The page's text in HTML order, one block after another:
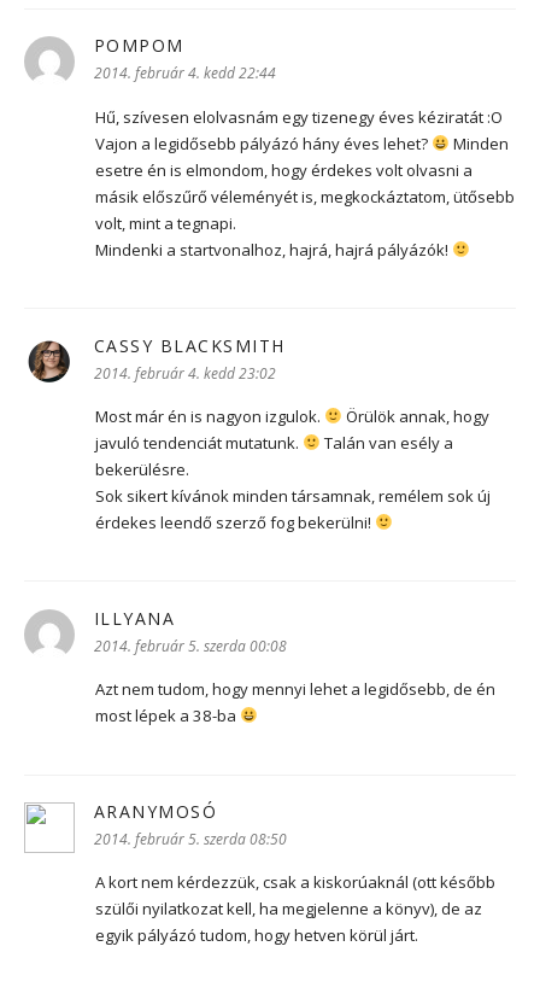
POMPOM
2014. február 4. kedd 22:44
Hű, szívesen elolvasnám egy tizenegy éves kéziratát :O
Vajon a legidősebb pályázó hány éves lehet?
Minden
esetre én is elmondom, hogy érdekes volt olvasni a
másik előszűrő véleményét is, megkockáztatom, ütősebb
volt, mint a tegnapi.
Mindenki a startvonalhoz, hajrá, hajrá pályázók!
CASSY BLACKSMITH
2014. február 4. kedd 23:02
Most már én is nagyon izgulok.
Örülök annak, hogy
javuló tendenciát mutatunk.
Talán van esély a
bekerülésre.
Sok sikert kívánok minden társamnak, remélem sok új
érdekes leendő szerző fog bekerülni!
ILLYANA
2014. február 5. szerda 00:08
Azt nem tudom, hogy mennyi lehet a legidősebb, de én
most lépek a 38-ba
ARANYMOSÓ
2014. február 5. szerda 08:50
A kort nem kérdezzük, csak a kiskorúaknál (ott később
szülői nyilatkozat kell, ha megjelenne a könyv), de az
egyik pályázó tudom, hogy hetven körül járt.